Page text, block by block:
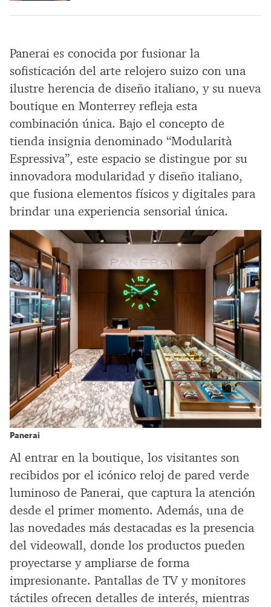
Panerai es conocida por fusionar la
sofisticación del arte relojero suizo con una
ilustre herencia de diseño italiano, y su nueva
boutique en Monterrey refleja esta
combinación única. Bajo el concepto de
tienda insignia denominado “Modularità
Espressiva”, este espacio se distingue por su
innovadora modularidad y diseño italiano,
que fusiona elementos físicos y digitales para
brindar una experiencia sensorial única.
Panerai
Al entrar en la boutique, los visitantes son
recibidos por el icónico reloj de pared verde
luminoso de Panerai, que captura la atención
desde el primer momento. Además, una de
las novedades más destacadas es la presencia
del videowall, donde los productos pueden
proyectarse y ampliarse de forma
impresionante. Pantallas de TV y monitores
táctiles ofrecen detalles de interés, mientras